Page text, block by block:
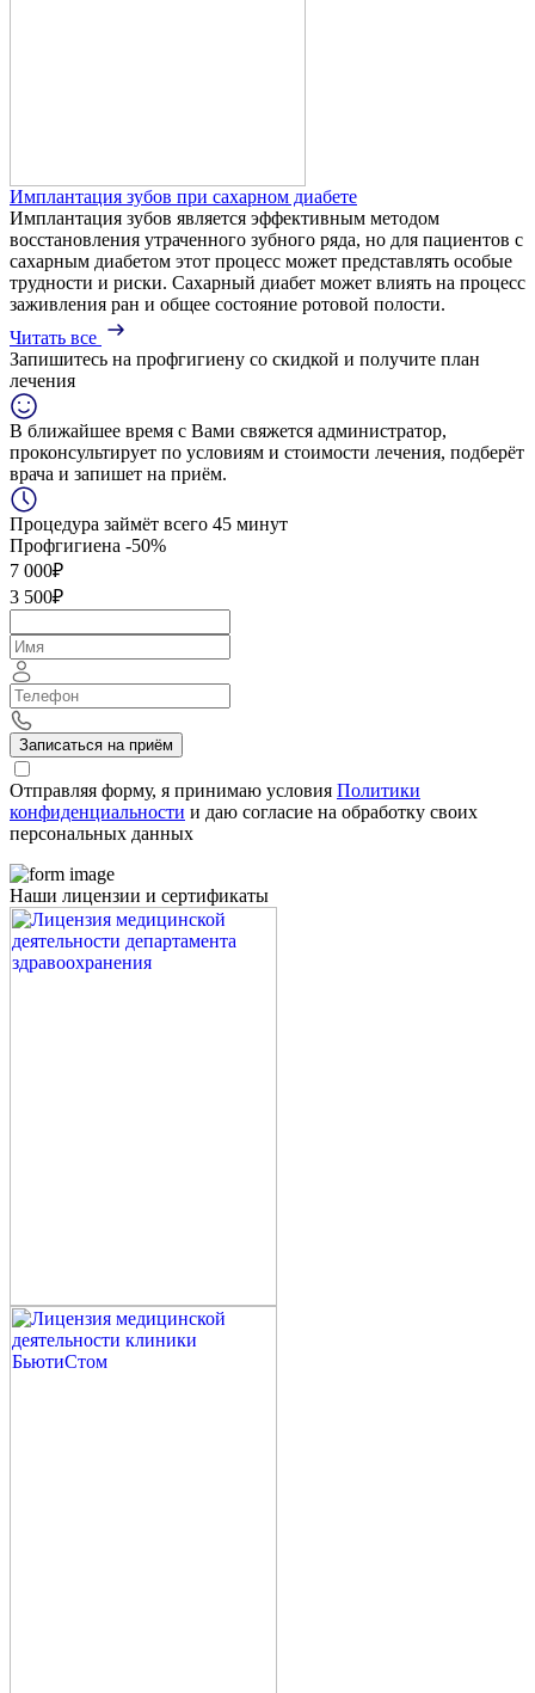
Имплантация зубов при сахарном диабете
Имплантация зубов является эффективным методом
восстановления утраченного зубного ряда, но для пациентов с
сахарным диабетом этот процесс может представлять особые
трудности и риски. Сахарный диабет может влиять на процесс
заживления ран и общее состояние ротовой полости.
Читать все
Запишитесь на профгигиену со скидкой и получите план
лечения
В ближайшее время с Вами свяжется администратор,
проконсультирует по условиям и стоимости лечения, подберёт
врача и запишет на приём.
Процедура займёт всего 45 минут
Профгигиена -50%
7 000₽
3 500₽
Записаться на приём
Отправляя форму, я принимаю условия Политики
конфиденциальности и даю согласие на обработку своих
персональных данных
Наши лицензии и сертификаты